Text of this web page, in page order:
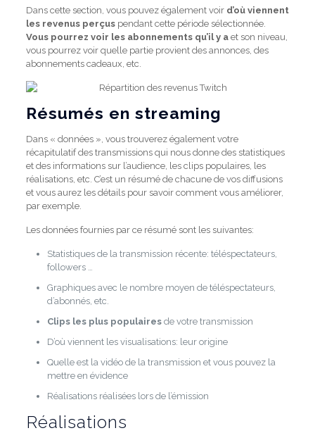
Dans cette section, vous pouvez également voir d’où viennent
les revenus perçuspendant cette période sélectionnée.
Vous pourrez voir les abonnements qu’il y aet son niveau,
vous pourrez voir quelle partie provient des annonces, des
abonnements cadeaux, etc.
Résumés en streaming
Dans « données », vous trouverez également votre
récapitulatif des transmissions qui nous donne des statistiques
et des informations sur l’audience, les clips populaires, les
réalisations, etc. C’est un résumé de chacune de vos diffusions
et vous aurez les détails pour savoir comment vous améliorer,
par exemple.
Les données fournies par ce résumé sont les suivantes:
Statistiques de la transmission récente: téléspectateurs,
followers …
Graphiques avec le nombre moyen de téléspectateurs,
d’abonnés, etc.
Clips les plus populairesde votre transmission
D’où viennent les visualisations: leur origine
Quelle est la vidéo de la transmission et vous pouvez la
mettre en évidence
Réalisations réalisées lors de l’émission
Réalisations